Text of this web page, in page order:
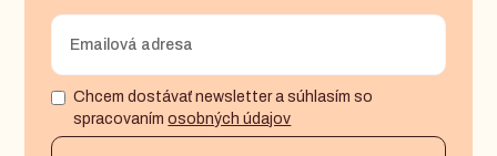
Chcem dostávať newsletter a súhlasím so
spracovanímosobných údajov